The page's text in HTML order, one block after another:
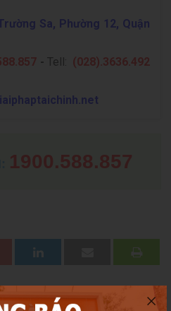
Sa, Phường 12, Quận
- Tell: (028).3636.492
1900.588.857